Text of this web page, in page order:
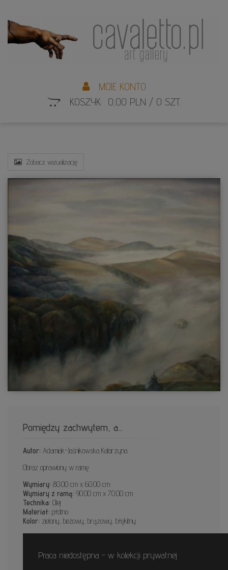
MOJE KONTO
KOSZYK: 0,00 PLN / 0 SZT.
Zobacz wizualizację
Pomiędzy zachwytem, a...
Autor: Adamiak-Jaśnikowska Katarzyna
Obraz oprawiony w ramę
Wymiary: 80.00 cm x 60.00 cm
Wymiary z ramą: 90.00 cm x 70.00 cm
Technika: Olej
Materiał: płótno
Kolor: zielony, beżowy, brązowy, błękitny
Praca niedostępna - w kolekcji prywatnej